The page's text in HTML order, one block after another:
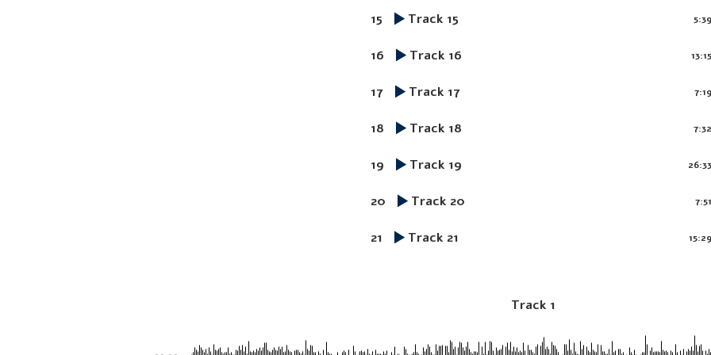
15 Track 15 5:39
16 Track 16 13:15
17 Track 17 7:19
18 Track 18 7:32
19 Track 19 26:33
20 Track 20 7:51
21 Track 21 15:29
Track 1